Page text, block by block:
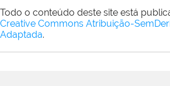
Todo o conteúdo deste site está
Creative Commons Atribuição-
Adaptada.